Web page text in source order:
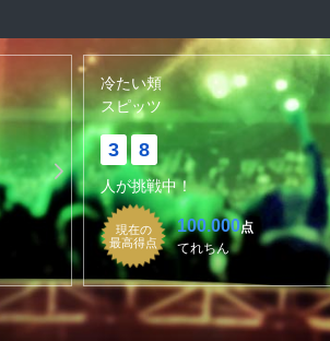
冷たい頬
スピッツ
3 8
人が挑戦中！
現在の
最高得点
100.000点
てれちん